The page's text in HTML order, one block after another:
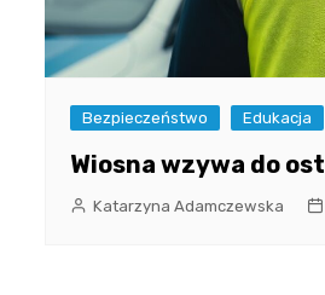
Bezpieczeństwo Edukacja
Wiosna wzywa do
Katarzyna Adamczewska